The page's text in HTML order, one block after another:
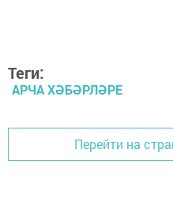
Теги:
АРЧА ХӘБӘРЛӘРЕ
Перейти на